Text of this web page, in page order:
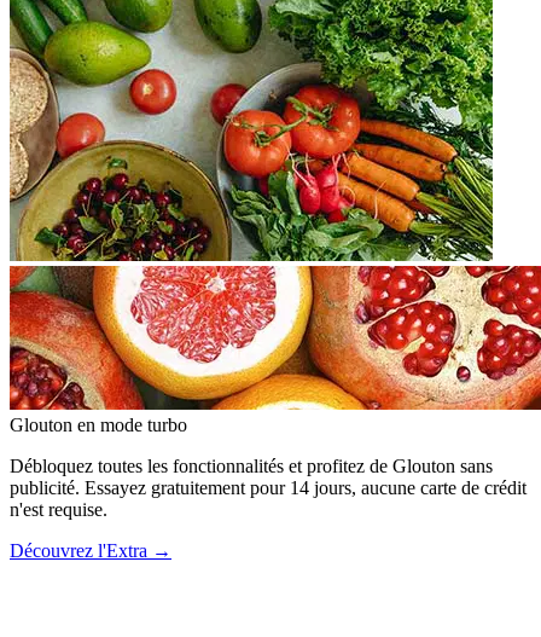
Glouton en mode turbo
Débloquez toutes les fonctionnalités et profitez de Glouton sans
publicité. Essayez gratuitement pour 14 jours, aucune carte de crédit
n'est requise.
Découvrez l'Extra →